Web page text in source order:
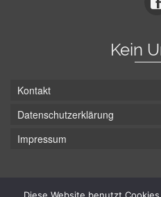
Kein
Kontakt
Datenschutzerklärung
Impressum